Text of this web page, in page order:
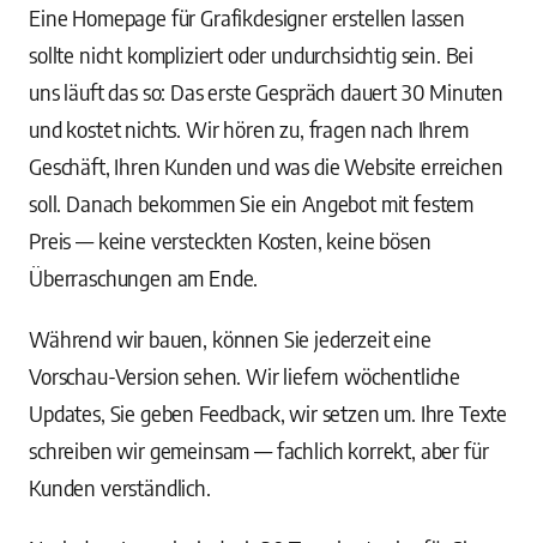
Eine Homepage für Grafikdesigner erstellen lassen
sollte nicht kompliziert oder undurchsichtig sein. Bei
uns läuft das so: Das erste Gespräch dauert 30 Minuten
und kostet nichts. Wir hören zu, fragen nach Ihrem
Geschäft, Ihren Kunden und was die Website erreichen
soll. Danach bekommen Sie ein Angebot mit festem
Preis — keine versteckten Kosten, keine bösen
Überraschungen am Ende.
Während wir bauen, können Sie jederzeit eine
Vorschau-Version sehen. Wir liefern wöchentliche
Updates, Sie geben Feedback, wir setzen um. Ihre Texte
schreiben wir gemeinsam — fachlich korrekt, aber für
Kunden verständlich.